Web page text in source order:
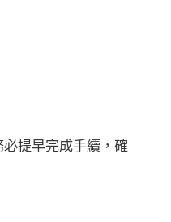
提早完成手續，確